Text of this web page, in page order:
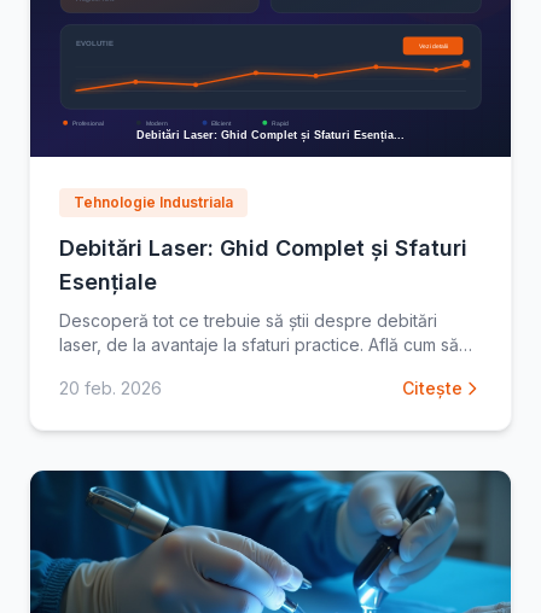
Tehnologie Industriala
Debitări Laser: Ghid Complet și Sfaturi
Esențiale
Descoperă tot ce trebuie să știi despre debitări
laser, de la avantaje la sfaturi practice. Află cum să
20 feb. 2026
Citește